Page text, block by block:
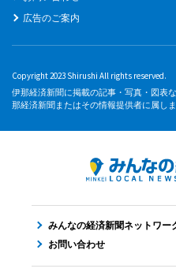
広告のご案内
Copyright 2023 Shirushi All rights reserved.
伊那経済新聞に掲載の記事・写真・図表
那経済新聞またはその情報提供者に属しま
みんなの経済新聞ネットワー
お問い合わせ